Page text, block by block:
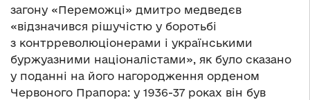
загону «Переможці» дмитро медведєв
«відзначився рішучістю у боротьбі
з контрреволюціонерами і українськими
буржуазними націоналістами», як було сказано
у поданні на його нагородження орденом
Червоного Прапора: у 1936-37 роках він був